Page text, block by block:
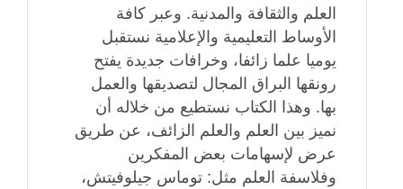
العلم والثقافة والمدنية. وعبر كافة
الأوساط التعليمية والإعلامية نستقبل
يوميا علما زائفا، وخرافات جديدة يفتح
رونقها البراق المجال لتصديقها والعمل
بها. وهذا الكتاب نستطيع من خلاله أن
نميز بين العلم والعلم الزائف، عن طريق
عرض لإسهامات بعض المفكرين
وفلاسفة العلم مثل: توماس جيلوفيتش،